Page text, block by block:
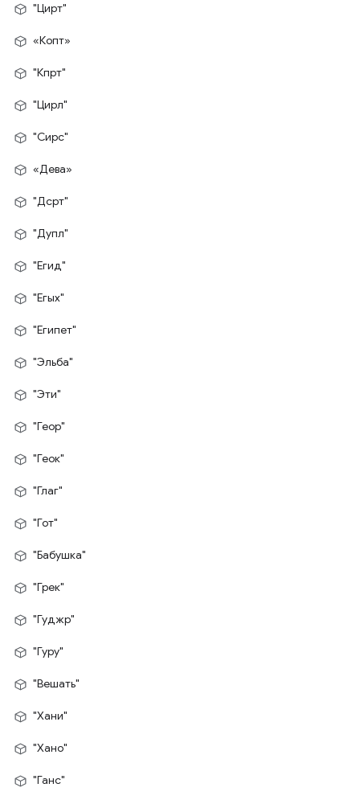
"Цирт"
«Копт»
"Кпрт"
"Цирл"
"Сирс"
«Дева»
"Дсрт"
"Дупл"
"Егид"
"Егых"
"Египет"
"Эльба"
"Эти"
"Геор"
"Геок"
"Глаг"
"Гот"
"Бабушка"
"Грек"
"Гуджр"
"Гуру"
"Вешать"
"Хани"
"Хано"
"Ганс"